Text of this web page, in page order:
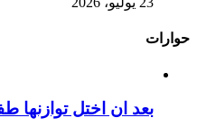
حوارات
بعد ان اختل